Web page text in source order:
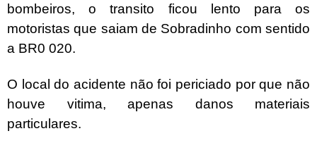
bombeiros, o transito ficou lento para os
motoristas que saiam de Sobradinho com sentido
a BR0 020.
O local do acidente não foi periciado por que não
houve vitima, apenas danos materiais
particulares.